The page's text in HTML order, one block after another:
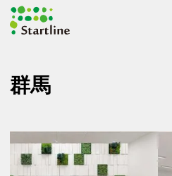
イ
ツ
群馬